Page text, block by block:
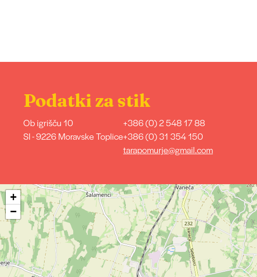
Podatki za stik
Ob igrišču 10
SI - 9226 Moravske Toplice
+386 (0) 2 548 17 88
+386 (0) 31 354 150
tarapomurje@gmail.com
+
−